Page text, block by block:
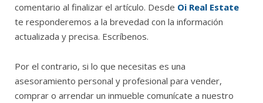
comentario al finalizar el artículo. Desde Oi Real Estate
te responderemos a la brevedad con la información
actualizada y precisa. Escríbenos.
Por el contrario, si lo que necesitas es una
asesoramiento personal y profesional para vender,
comprar o arrendar un inmueble comunícate a nuestro